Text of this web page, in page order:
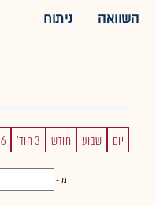
השוואה ניתוח
יום שבוע חודש 3 חוד' 6 חוד'
מ -